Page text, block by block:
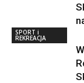
SPORT i
REKREACJA